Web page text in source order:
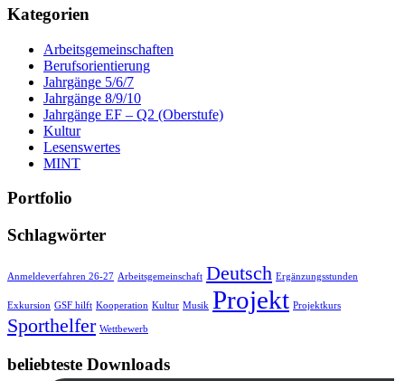
Kategorien
Arbeitsgemeinschaften
Berufsorientierung
Jahrgänge 5/6/7
Jahrgänge 8/9/10
Jahrgänge EF – Q2 (Oberstufe)
Kultur
Lesenswertes
MINT
Portfolio
Schlagwörter
Anmeldeverfahren 26-27 Arbeitsgemeinschaft Deutsch Ergänzungsstunden
Exkursion GSF hilft Kooperation Kultur Musik Projekt Projektkurs
Sporthelfer Wettbewerb
beliebteste Downloads